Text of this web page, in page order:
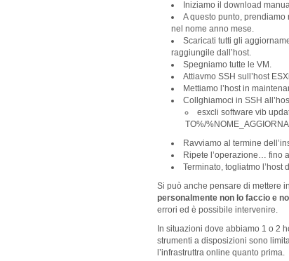
Iniziamo il download
A questo punto,
nel nome anno mese.
Scaricati tutti gli
raggiungile dall’host.
Spegniamo tutte le VM.
Attiavmo SSH sull’host
Mettiamo l’host in
Collghiamoci in SSH
esxcli software vib
TO%/
Ravviamo al termine
Ripete l’operazione… fino
Terminato, togliatmo l’host
Si può anche pensare di mettere
personalmente non lo faccio e
errori ed è possibile intervenire.
In situazioni dove abbiamo 1 o 2
strumenti a disposizioni sono
l’infrastruttra online quanto prima.